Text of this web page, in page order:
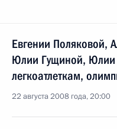
Евгении Поляковой,
Юлии Гущиной,
легкоатлеткам,
22 августа 2008 года, 20:00